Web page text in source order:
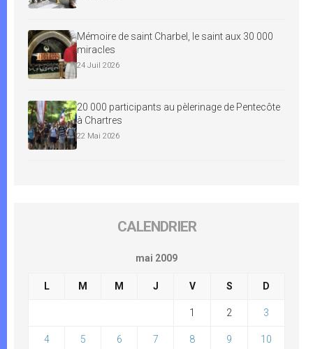
Mémoire de saint Charbel, le saint aux 30 000
miracles
24 Juil 2026
20 000 participants au pèlerinage de Pentecôte
à Chartres
22 Mai 2026
CALENDRIER
mai 2009
L M M J V S D
1 2 3
4 5 6 7 8 9 10